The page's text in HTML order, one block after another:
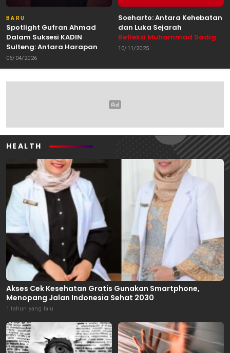
BARU
Spotlight Gufran Ahmad
Dalam Suksesi KADIN
Sulteng: Antara Harapan
dan Kebutuhan Perubahan
Oleh: Anshar Munir
05/04/2026
Soeharto: Antara Kehebatan
dan Luka Sejarah
Refleksi Muhammad Sadig
Alhabsyie, Akademisi UIN
Pemerhati Gerakan
10/11/2025
HEALTH
Akses Cek Kesehatan Gratis Gunakan Smartphone,
Menopang Jalan Indonesia Sehat 2030
1 tahun yang lalu